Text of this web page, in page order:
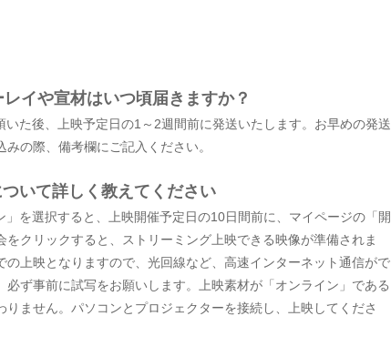
イや宣材はいつ頃届きますか？
いた後、上映予定日の1～2週間前に発送いたします。お早めの発送
の際、備考欄にご記入ください。
いて詳しく教えてください
」を選択すると、上映開催予定日の10日間前に、マイページの「開
をクリックすると、ストリーミング上映できる映像が準備されま
の上映となりますので、光回線など、高速インターネット通信がで
必ず事前に試写をお願いします。上映素材が「オンライン」である
りません。パソコンとプロジェクターを接続し、上映してくださ